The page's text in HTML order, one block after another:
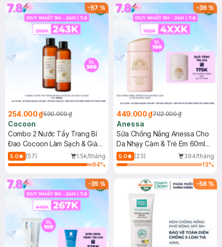
-57%
254.000 ₫590.000 ₫
Cocoon
Combo 2 Nước Tẩy Trang Bí
Đao Cocoon Làm Sạch & Giảm
Dầu 500ml
5.0 (57)
1.5k/tháng
94%
-36%
449.000 ₫702.000 ₫
Anessa
Sữa Chống Nắng Anessa Cho
Da Nhạy Cảm & Trẻ Em 60ml
(Mới)
5.0 (23)
394/tháng
13%
-35% -56 %